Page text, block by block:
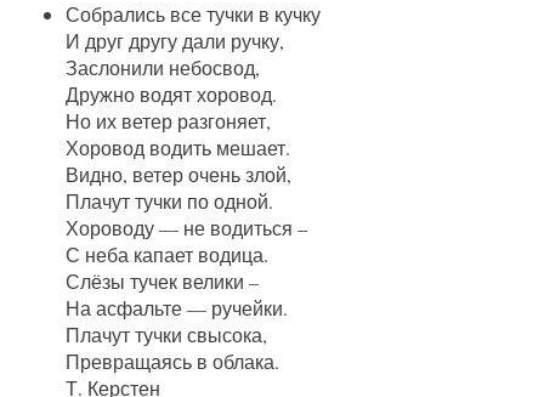
Собрались все тучки в кучку
И друг другу дали ручку,
Заслонили небосвод,
Дружно водят хоровод.
Но их ветер разгоняет,
Хоровод водить мешает.
Видно, ветер очень злой,
Плачут тучки по одной.
Хороводу — не водиться –
С неба капает водица.
Слёзы тучек велики –
На асфальте — ручейки.
Плачут тучки свысока,
Превращаясь в облака.
Т. Керстен